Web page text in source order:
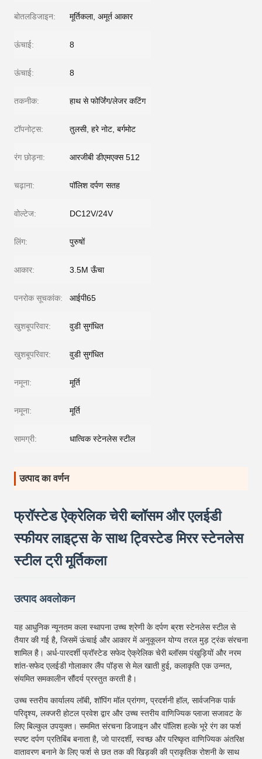
बोतलडिजाइन: मूर्तिकला, अमूर्त आकार
ऊंचाई: 8
ऊंचाई: 8
तकनीक: हाथ से फोर्जिंग/लेजर कटिंग
टॉपनोट्स: तुलसी, हरे नोट, बर्गमोट
रंग छोड़ना: आरजीबी डीएमएक्स 512
चढ़ाना: पॉलिश दर्पण सतह
वोल्टेज: DC12V/24V
लिंग: पुरुषों
आकार: 3.5M ऊँचा
पनरोक सूचकांक: आईपी65
खुशबूपरिवार: वुडी सुगंधित
खुशबूपरिवार: वुडी सुगंधित
नमूना: मूर्ति
नमूना: मूर्ति
सामग्री: धात्विक स्टेनलेस स्टील
उत्पाद का वर्णन
फ्रॉस्टेड ऐक्रेलिक चेरी ब्लॉसम और एलईडी
स्फीयर लाइट्स के साथ ट्विस्टेड मिरर स्टेनलेस
स्टील ट्री मूर्तिकला
उत्पाद अवलोकन
यह आधुनिक न्यूनतम कला स्थापना उच्च श्रेणी के दर्पण ब्रश स्टेनलेस स्टील से
तैयार की गई है, जिसमें ऊंचाई और आकार में अनुकूलन योग्य तरल मुड़ ट्रंक संरचना
शामिल है। अर्ध-पारदर्शी फ्रॉस्टेड सफेद ऐक्रेलिक चेरी ब्लॉसम पंखुड़ियों और नरम
शांत-सफेद एलईडी गोलाकार लैंप पॉड्स से मेल खाती हुई, कलाकृति एक उन्नत,
संयमित समकालीन सौंदर्य प्रस्तुत करती है।
उच्च स्तरीय कार्यालय लॉबी, शॉपिंग मॉल प्रांगण, प्रदर्शनी हॉल, सार्वजनिक पार्क
परिदृश्य, लक्जरी होटल प्रवेश द्वार और उच्च स्तरीय वाणिज्यिक प्लाजा सजावट के
लिए बिल्कुल उपयुक्त। सममित संरचना डिजाइन और पॉलिश हल्के भूरे रंग का फर्श
स्पष्ट दर्पण प्रतिबिंब बनाता है, जो पारदर्शी, स्वच्छ और परिष्कृत वाणिज्यिक अंतरिक्ष
वातावरण बनाने के लिए फर्श से छत तक की खिड़की की प्राकृतिक रोशनी के साथ